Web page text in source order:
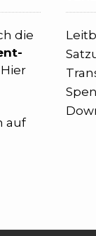
die
Hier
auf